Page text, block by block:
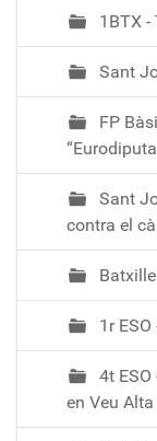
1BTX -
Sant
FP
Sant
contra el
1r
4t
en Veu Alta